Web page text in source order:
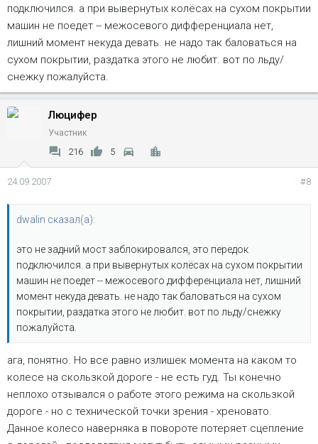
основном в городском режиме. Ну буду я так ехать, а в
повороте жопу снесет нах при блокировке дифа же!
Или я чего то не понимаю?
подключился. а при вывернутых колёсах на сухом покрытии
машин не поедет -- межосевого дифференциала нет,
лишний момент некуда девать. не надо так баловаться на
сухом покрытии, раздатка этого не любит. вот по льду/
снежку пожалуйста.
Люцифер
Участник
216 5
24.09.2007 #8
dwalin сказал(а):
это не задний мост заблокировался, это передок
подключился. а при вывернутых колёсах на сухом покрытии
машин не поедет -- межосевого дифференциала нет, лишний
момент некуда девать. не надо так баловаться на сухом
покрытии, раздатка этого не любит. вот по льду/снежку
пожалуйста.
ага, понятно. Но все равно излишек момента на каком то
колесе на скользкой дороге - не есть гуд. Ты конечно
неплохо отзывался о работе этого режима на скользкой
дороге - но с технической точки зрения - хреновато.
Данное колесо наверняка в повороте потеряет сцепление